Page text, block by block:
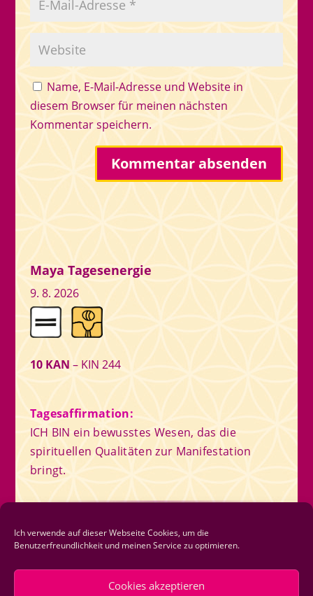
Ich verwende auf dieser Webseite Cookies, um die
Benutzerfreundlichkeit und meinen Service zu optimieren.
Cookies akzeptieren
Name, E-Mail-Adresse und Website in
diesem Browser für meinen nächsten
Kommentar speichern.
Maya Tagesenergie
9. 8. 2026
10 KAN – KIN 244
Tagesaffirmation:
ICH BIN ein bewusstes Wesen, das die
spirituellen Qualitäten zur Manifestation
bringt.
Newsletter